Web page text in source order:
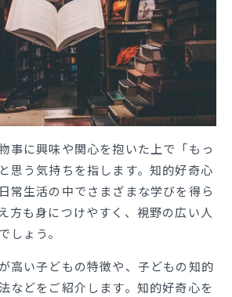
事に興味や関心を抱いた上で「もっ
思う気持ちを指します。知的好奇心
常生活の中でさまざまな学びを得ら
方も身につけやすく、視野の広い人
しょう。
高い子どもの特徴や、子どもの知的
などをご紹介します。知的好奇心を